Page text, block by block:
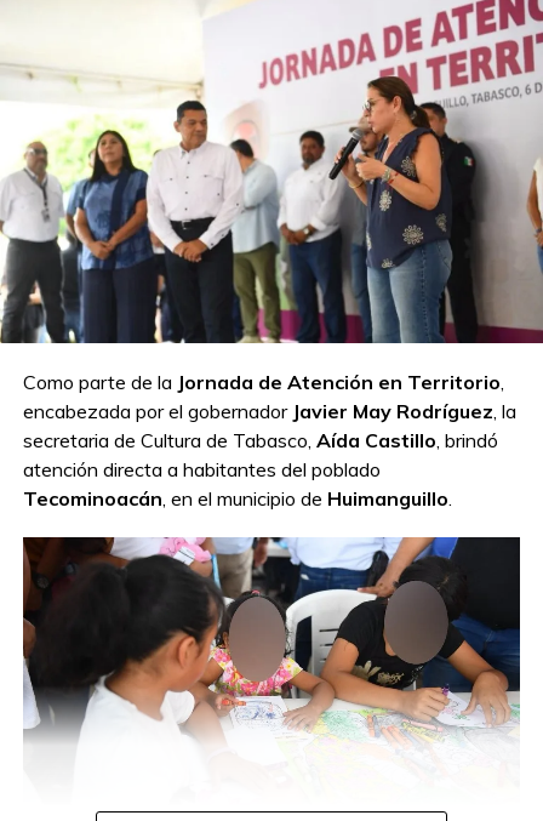
TEMAS RELACIONADOS: BIENESTAR
COMALCALCO
GOBIERNO
OVIDIO
A CONTINUACIÓN
Taller de Mini Pasteles llena de sabor el
Pabellón Centro en la Feria Tabasco 2026
NO TE PIERDAS
Comalcalco celebra la elección de la Flor del
Cacao 2026
Como parte de la Jornada de Atención en Territorio,
encabezada por el gobernador Javier May Rodríguez, la
secretaria de Cultura de Tabasco, Aída Castillo, brindó
atención directa a habitantes del poblado
Tecominoacán, en el municipio de Huimanguillo.